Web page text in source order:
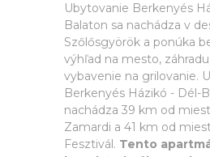
Ubytovanie Berkenyés
Balaton sa nachádza v
Szőlősgyörök a ponúka
výhľad na mesto,
vybavenie na grilovanie.
Berkenyés Házikó - Dél-
nachádza 39 km od
Zamardi a 41 km od
Fesztivál. Tento